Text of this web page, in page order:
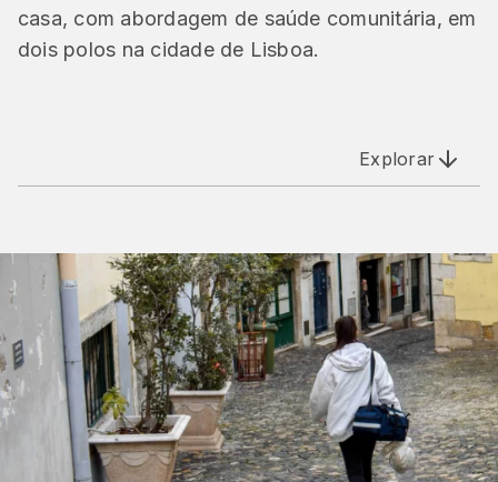
casa, com abordagem de saúde comunitária, em
dois polos na cidade de Lisboa.
Explorar